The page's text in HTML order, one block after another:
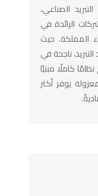
الصناعي،
الرائدة في
المملكة. حيث
ناجحة في
كاملًا مبنيًا
يوفر أكثر